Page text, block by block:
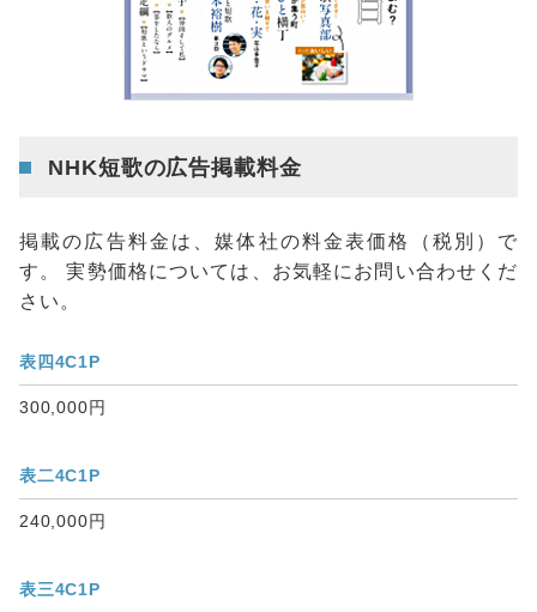
NHK短歌の広告掲載料金
掲載の広告料金は、媒体社の料金表価格（税別）で
す。 実勢価格については、お気軽にお問い合わせくだ
さい。
表四4C1P
300,000円
表二4C1P
240,000円
表三4C1P